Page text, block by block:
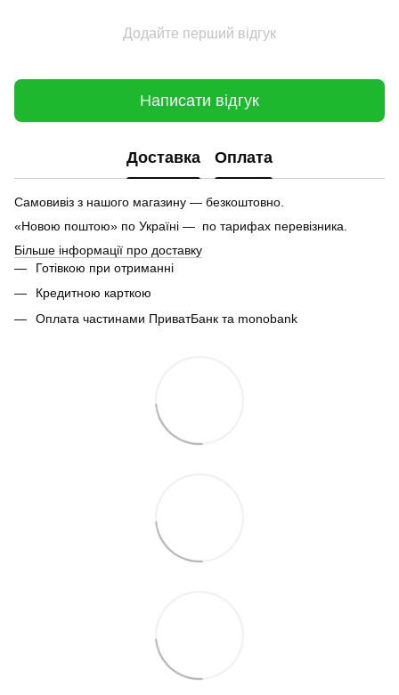
Додайте перший відгук
Написати відгук
Доставка Оплата
Самовивіз з нашого магазину — безкоштовно.
«Новою поштою» по Україні — по тарифах перевізника.
Більше інформації про доставку
Готівкою при отриманні
Кредитною карткою
Оплата частинами ПриватБанк та monobank